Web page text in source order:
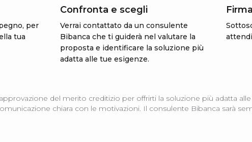
per
tua
Confronta e scegli
Verrai contattato da un consulente
Bibanca che ti guiderà nel valutare la
proposta e identificare la soluzione più
adatta alle tue esigenze.
del merito creditizio per offrirti la soluzione più adatta
chiara con le motivazioni. Il consulente Bibanca sarà